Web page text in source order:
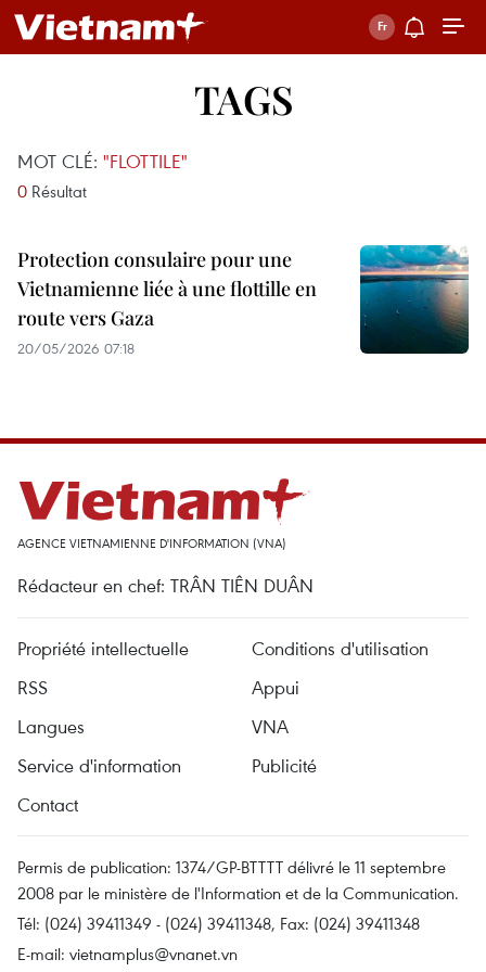
TAGS
MOT CLÉ: "FLOTTILE"
0 Résultat
Protection consulaire pour une
Vietnamienne liée à une flottille en
route vers Gaza
20/05/2026 07:18
AGENCE VIETNAMIENNE D'INFORMATION (VNA)
Rédacteur en chef: TRÂN TIÊN DUÂN
Propriété intellectuelle
Conditions d'utilisation
RSS
Appui
Langues
VNA
Service d'information
Publicité
Contact
Permis de publication: 1374/GP-BTTTT délivré le 11 septembre
2008 par le ministère de l'Information et de la Communication.
Tél: (024) 39411349 - (024) 39411348, Fax: (024) 39411348
E-mail: vietnamplus@vnanet.vn